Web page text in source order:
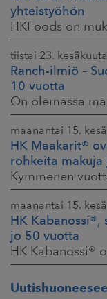
yhteistyöhön
tiistai 23.
Ranch-ilmiö –
10 vuotta
maanantai 15.
HK Maakarit®
rohkeita
maanantai 15.
HK
jo 50 vuotta